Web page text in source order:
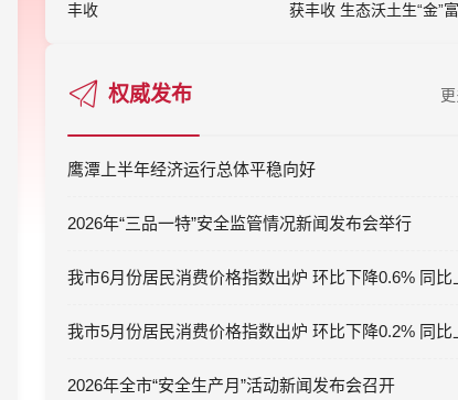
丰收
获丰收 生态沃土生“金”
权威发布
鹰潭上半年经济运行总体平稳向好
2026年“三品一特”安全监管情况新闻发布会举行
2026年全市“安全生产月”活动新闻发布会召开